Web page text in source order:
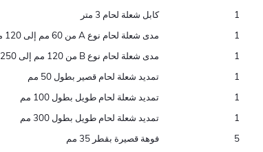
1
كابل شعلة لحام 3 متر
1
مدى شعلة لحام نوع A من 60 مم إلى 120 مم
1
مدى شعلة لحام نوع B من 120 مم إلى 250 مم
1
تمديد شعلة لحام قصير بطول 50 مم
1
تمديد شعلة لحام طويل بطول 100 مم
1
تمديد شعلة لحام طويل بطول 300 مم
5
فوهة قصيرة بقطر 35 مم